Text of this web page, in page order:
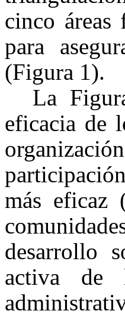
cinco áreas
para
(Figura 1).
La
eficacia de
más eficaz
desarrollo
activa de